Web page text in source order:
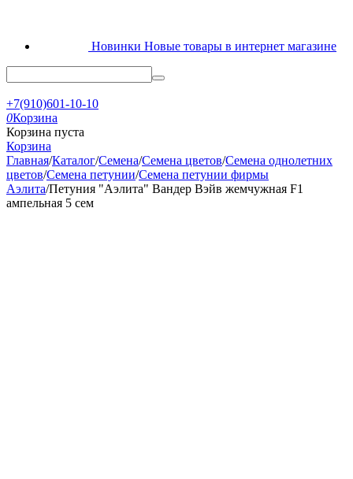
Новинки Новые товары в интернет магазине
+7(910)601-10-10
0Корзина
Корзина пуста
Корзина
Главная/Каталог/Семена/Семена цветов/Семена однолетних
цветов/Семена петунии/Семена петунии фирмы
Аэлита/Петуния "Аэлита" Вандер Вэйв жемчужная F1
ампельная 5 сем